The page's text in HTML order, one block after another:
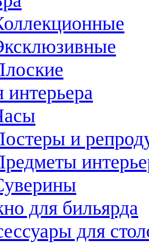
интерьера
и
для бильярда
для